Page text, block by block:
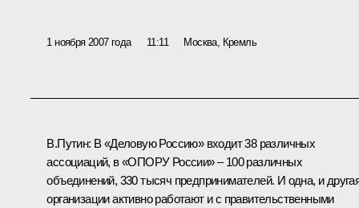
1 ноября 2007 года 11:11 Москва, Кремль
В.Путин: В «Деловую Россию» входит 38 различных
ассоциаций, в «ОПОРУ России» – 100 различных
объединений, 330 тысяч предпринимателей. И одна, и
организации активно работают и с правительственными